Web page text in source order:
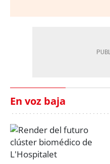
En voz baja